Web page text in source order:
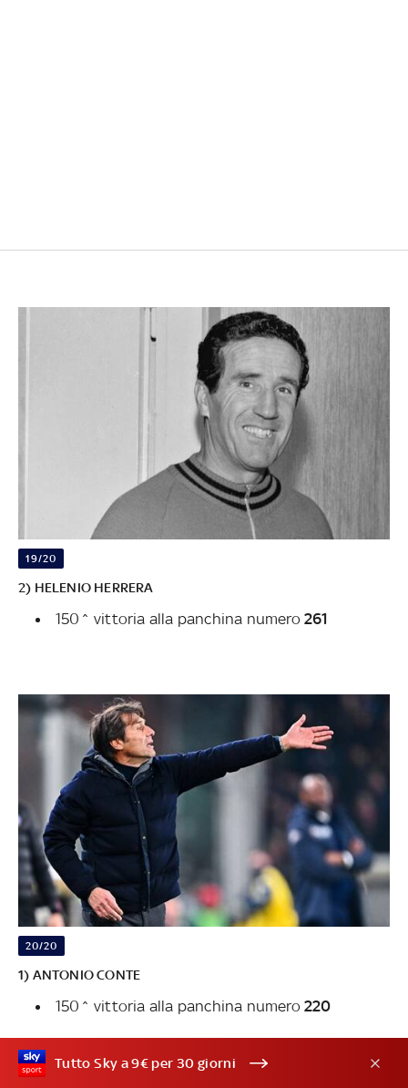
19/20
2) HELENIO HERRERA
150^ vittoria alla panchina numero 261
20/20
1) ANTONIO CONTE
150^ vittoria alla panchina numero 220
Tutto Sky a 9€ per 30 giorni